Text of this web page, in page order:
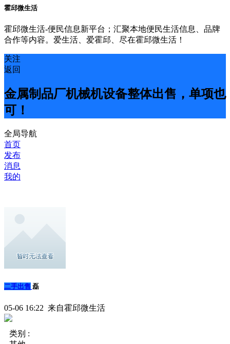
霍邱微生活
霍邱微生活-便民信息新平台；汇聚本地便民生活信息、品牌
合作等内容。爱生活、爱霍邱、尽在霍邱微生活！
关注
返回
金属制品厂机械机设备整体出售，单项也
可！
全局导航
首页
发布
消息
我的
二手出售 磊
05-06 16:22 来自霍邱微生活
类别 :